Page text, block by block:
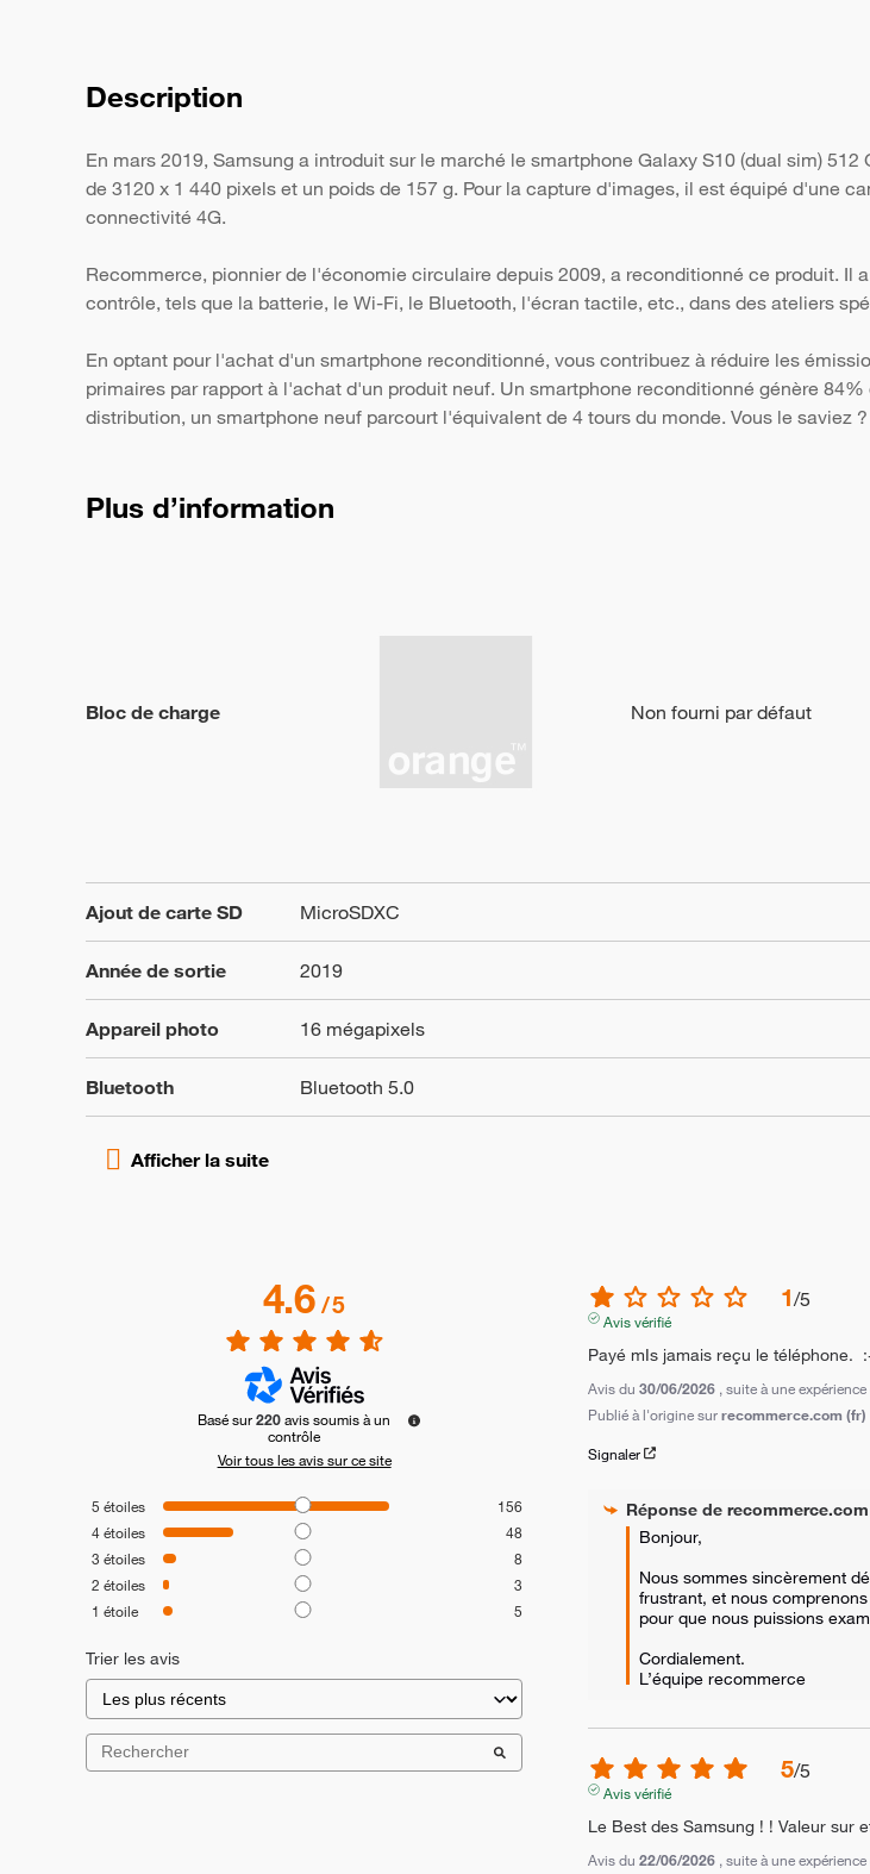
Description
En mars 2019, Samsung a introduit sur le marché le smartphone Galaxy S10 (dual sim)
de 3120 x 1 440 pixels et un poids de 157 g. Pour la capture d'images, il est équipé d'une
connectivité 4G.
Recommerce, pionnier de l'économie circulaire depuis 2009, a reconditionné ce produit. Il
contrôle, tels que la batterie, le Wi-Fi, le Bluetooth, l'écran tactile, etc., dans des ateliers
En optant pour l'achat d'un smartphone reconditionné, vous contribuez à réduire les
primaires par rapport à l'achat d'un produit neuf. Un smartphone reconditionné génère
distribution, un smartphone neuf parcourt l'équivalent de 4 tours du monde. Vous le saviez ?
Plus d’information
Bloc de charge Non fourni par défaut
Ajout de carte SD MicroSDXC
Année de sortie 2019
Appareil photo 16 mégapixels
Bluetooth Bluetooth 5.0
4.6/5
Basé sur220 avis soumis à un
contrôle
Voir tous les avis sur ce site
5 étoiles
156
4étoiles
48
3 étoiles
8
2 étoiles
3
1 étoile 5
Trier les avis
1/5
Avis vérifié
Payé mIs jamais reçu le téléphone.
Avis du30/06/2026 , suite à une
Publié à l'origine surrecommerce.com (fr)
Signaler
Réponse derecommerce.com
Bonjour,
Nous sommes sincèrement
frustrant, et nous
pour que nous puissions
Cordialement.
L’équipe recommerce
5/5
Avis vérifié
Le Best des Samsung ! ! Valeur sur
Avis du22/06/2026 , suite à une